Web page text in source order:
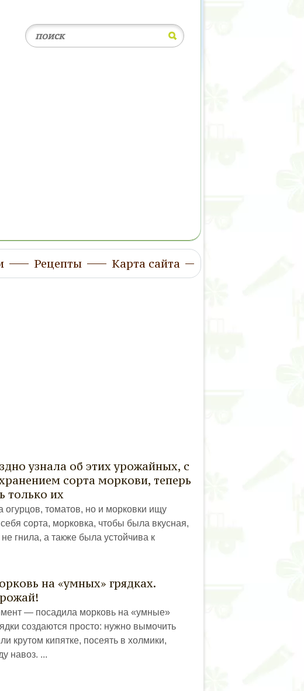
Рецепты Карта сайта
узнала об этих урожайных, с
сорта моркови, теперь
только их
огурцов, томатов, но и морковки ищу
сорта, морковка, чтобы была вкусная,
гнила, а также была устойчива к
на «умных» грядках.
— посадила морковь на «умные»
создаются просто: нужно вымочить
крутом кипятке, посеять в холмики,
навоз. ...